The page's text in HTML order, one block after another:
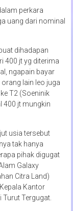
perkara
uang dari nominal
dihadapan
400 jt yg diterima
ngapain bayar
lain leo juga
T2 (Soeninik
400 jt mungkin
usia tersebut
tak hanya
pihak digugat
Galaxy
Citra Land)
Kantor
Tergugat.